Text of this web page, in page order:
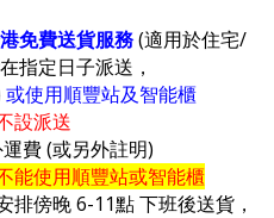
免費送貨服務(適用於住宅/
指定日子派送，
或使用順豐站及智能櫃
設派送
費 (或另外註明)
能使用順豐站或智能櫃
傍晚 6-11點 下班後送貨，